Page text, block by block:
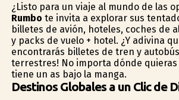
¿Listo para un viaje al mundo de las
Rumbo te invita a explorar sus
billetes de avión, hoteles, coches de
y packs de vuelo + hotel. ¿Y adivina
encontrarás billetes de tren y
terrestres! No importa dónde
tiene un as bajo la manga.
Destinos Globales a un Clic de